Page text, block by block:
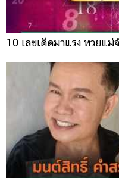
10 เลขเด็ดมาแรง หวยแ